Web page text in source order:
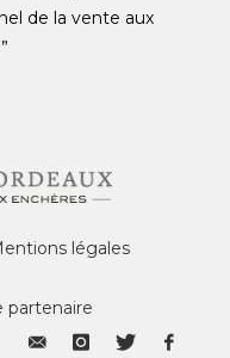
de la vente aux
légales
partenaire